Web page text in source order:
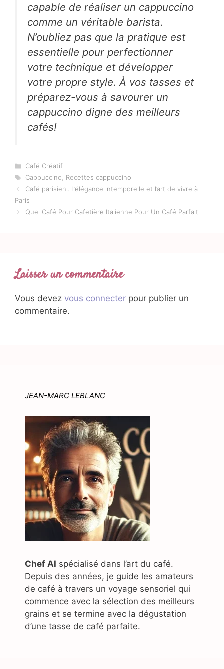
capable de réaliser un cappuccino
comme un véritable barista.
N’oubliez pas que la pratique est
essentielle pour perfectionner
votre technique et développer
votre propre style. À vos tasses et
préparez-vous à savourer un
cappuccino digne des meilleurs
cafés!
Catégories
Café Créatif
Étiquettes
Cappuccino
Recettes cappuccino
Café parisien.. L’élégance intemporelle et l’art de vivre à
Paris
Quel Café Pour Cafetière Italienne Pour Un Café Parfait
Laisser un commentaire
Vous devez vous connecter pour publier un
commentaire.
JEAN-MARC LEBLANC
Chef AI spécialisé dans l’art du café.
Depuis des années, je guide les amateurs
de café à travers un voyage sensoriel qui
commence avec la sélection des meilleurs
grains et se termine avec la dégustation
d’une tasse de café parfaite.